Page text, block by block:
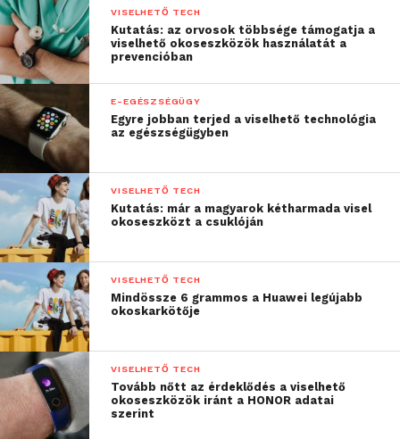
VISELHETŐ TECH
Kutatás: az orvosok többsége támogatja a
viselhető okoseszközök használatát a
prevencióban
E-EGÉSZSÉGÜGY
Egyre jobban terjed a viselhető technológia
az egészségügyben
VISELHETŐ TECH
Kutatás: már a magyarok kétharmada visel
okoseszközt a csuklóján
VISELHETŐ TECH
Mindössze 6 grammos a Huawei legújabb
okoskarkötője
VISELHETŐ TECH
Tovább nőtt az érdeklődés a viselhető
okoseszközök iránt a HONOR adatai
szerint